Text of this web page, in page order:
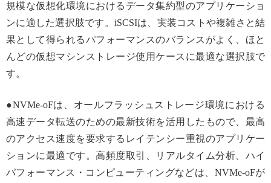
規模な仮想化環境におけるデータ集約型のアプリケーショ
ンに適した選択肢です。iSCSIは、実装コストや複雑さと結
果として得られるパフォーマンスのバランスがよく、ほと
んどの仮想マシンストレージ使用ケースに最適な選択肢で
す。
●NVMe-oFは、オールフラッシュストレージ環境における
高速データ転送のための最新技術を活用したもので、最高
のアクセス速度を要求するレイテンシー重視のアプリケー
ションに最適です。高頻度取引、リアルタイム分析、ハイ
パフォーマンス・コンピューティングなどは、NVMe-oFが